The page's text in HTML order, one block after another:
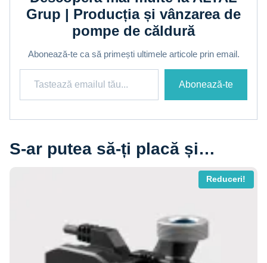
Grup | Producția și vânzarea de
pompe de căldură
Abonează-te ca să primești ultimele articole prin email.
Tastează emailul tău...
Abonează-te
S-ar putea să-ți placă și…
Reduceri!